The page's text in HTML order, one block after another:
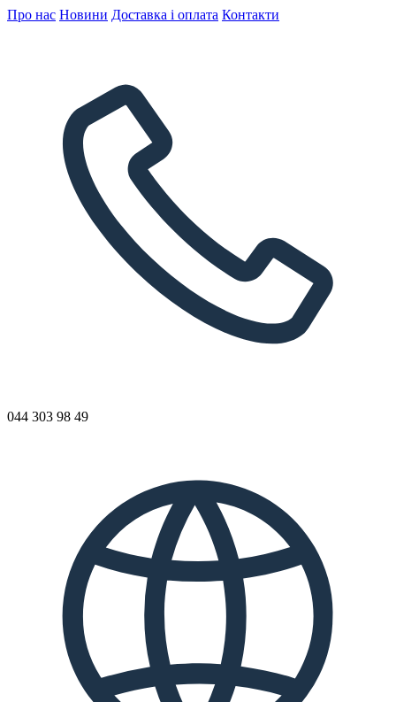
Про нас Новини Доставка і оплата Контакти
044 303 98 49